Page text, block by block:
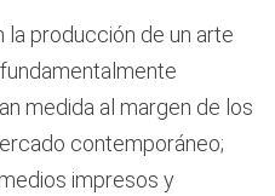
la producción de un arte
medida al margen de los
contemporáneo;
impresos y